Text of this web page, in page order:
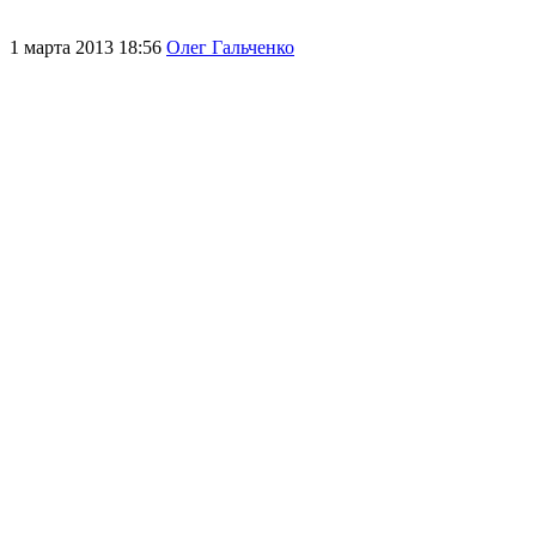
1 марта 2013 18:56 Олег Гальченко